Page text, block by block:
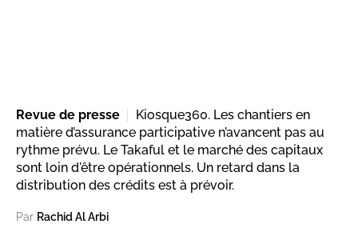
Revue de presse
Kiosque360. Les chantiers en
matière d’assurance participative n’avancent pas au
rythme prévu. Le Takaful et le marché des capitaux
sont loin d'être opérationnels. Un retard dans la
distribution des crédits est à prévoir.
Par Rachid Al Arbi